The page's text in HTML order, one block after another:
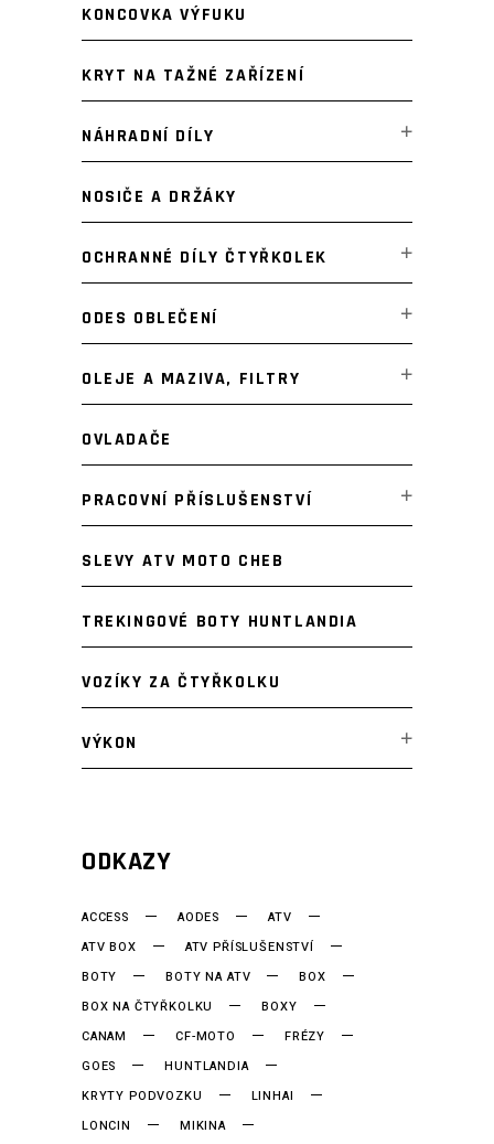
KONCOVKA VÝFUKU
KRYT NA TAŽNÉ ZAŘÍZENÍ
NÁHRADNÍ DÍLY
NOSIČE A DRŽÁKY
OCHRANNÉ DÍLY ČTYŘKOLEK
ODES OBLEČENÍ
OLEJE A MAZIVA, FILTRY
OVLADAČE
PRACOVNÍ PŘÍSLUŠENSTVÍ
SLEVY ATV MOTO CHEB
TREKINGOVÉ BOTY HUNTLANDIA
VOZÍKY ZA ČTYŘKOLKU
VÝKON
ODKAZY
ACCESS AODES
ATV
ATV BOX
ATV PŘÍSLUŠENSTVÍ
BOTY
BOTY NA ATV
BOX
BOX NA ČTYŘKOLKU
BOXY
CANAM
CF-MOTO
FRÉZY
GOES
HUNTLANDIA
KRYTY PODVOZKU
LINHAI
LONCIN
MIKINA